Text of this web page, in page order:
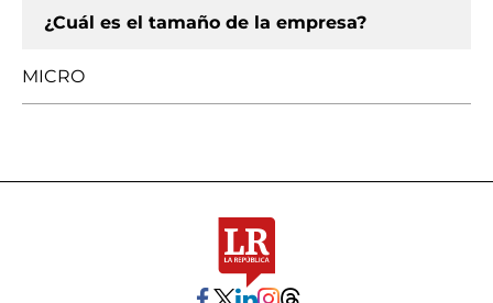
¿Cuál es el tamaño de la empresa?
MICRO